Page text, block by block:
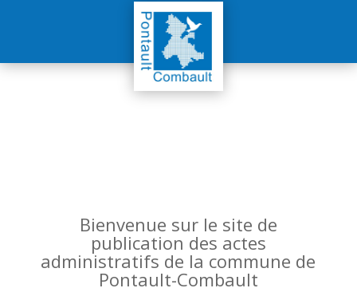
Bienvenue sur le site de
publication des actes
administratifs de la commune de
Pontault-Combault